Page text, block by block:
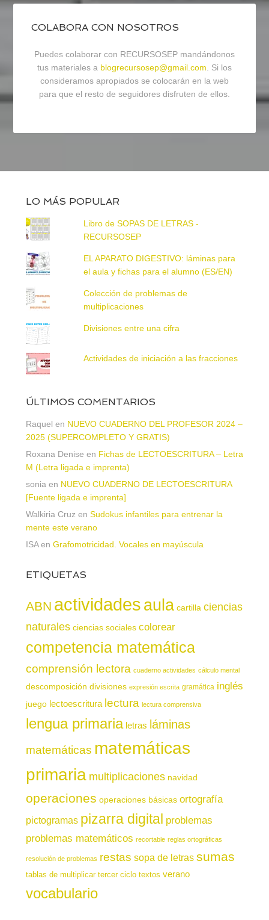
COLABORA CON NOSOTROS
Puedes colaborar con RECURSOSEP mandándonos
tus materiales a blogrecursosep@gmail.com. Si los
consideramos apropiados se colocarán en la web
para que el resto de seguidores disfruten de ellos.
LO MÁS POPULAR
Libro de SOPAS DE LETRAS -
RECURSOSEP
EL APARATO DIGESTIVO: láminas para
el aula y fichas para el alumno (ES/EN)
Colección de problemas de
multiplicaciones
Divisiones entre una cifra
Actividades de iniciación a las fracciones
ÚLTIMOS COMENTARIOS
Raquel en NUEVO CUADERNO DEL PROFESOR 2024 –
2025 (SUPERCOMPLETO Y GRATIS)
Roxana Denise en Fichas de LECTOESCRITURA – Letra
M (Letra ligada e imprenta)
sonia en NUEVO CUADERNO DE LECTOESCRITURA
[Fuente ligada e imprenta]
Walkiria Cruz en Sudokus infantiles para entrenar la
mente este verano
ISAen Grafomotricidad. Vocales en mayúscula
ETIQUETAS
ABN actividadesaula cartilla ciencias
naturales ciencias sociales colorear
competencia matemática
comprensión lectora cuaderno actividades cálculo mental
descomposición divisiones expresión escrita gramática inglés
juego lectoescritura lectura lectura comprensiva
lengua primaria letras láminas
matemáticas matemáticas
primaria multiplicaciones navidad
operaciones operaciones básicas ortografía
pictogramas pizarra digital problemas
problemas matemáticos recortable reglas ortográficas
resolución de problemas restas sopa de letras sumas
tablas de multiplicar tercer ciclo textos verano
vocabulario